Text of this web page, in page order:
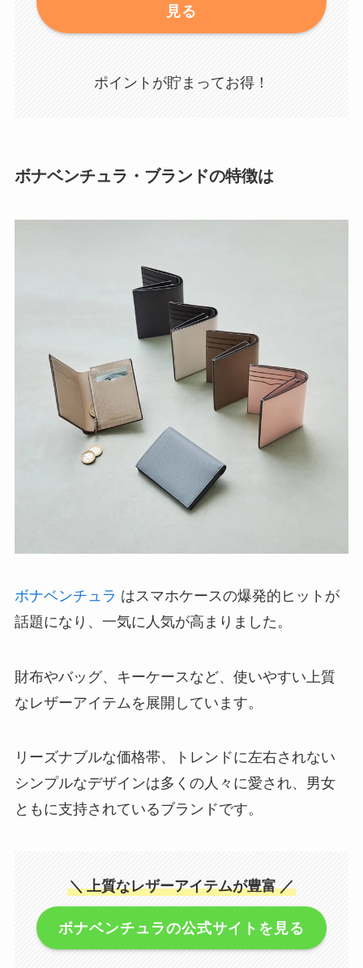
見る
ポイントが貯まってお得！
ボナベンチュラ・ブランドの特徴は
ボナベンチュラ はスマホケースの爆発的ヒットが
話題になり、一気に人気が高まりました。
財布やバッグ、キーケースなど、使いやすい上質
なレザーアイテムを展開しています。
リーズナブルな価格帯、トレンドに左右されない
シンプルなデザインは多くの人々に愛され、男女
ともに支持されているブランドです。
＼ 上質なレザーアイテムが豊富 ／
ボナベンチュラの公式サイトを見る